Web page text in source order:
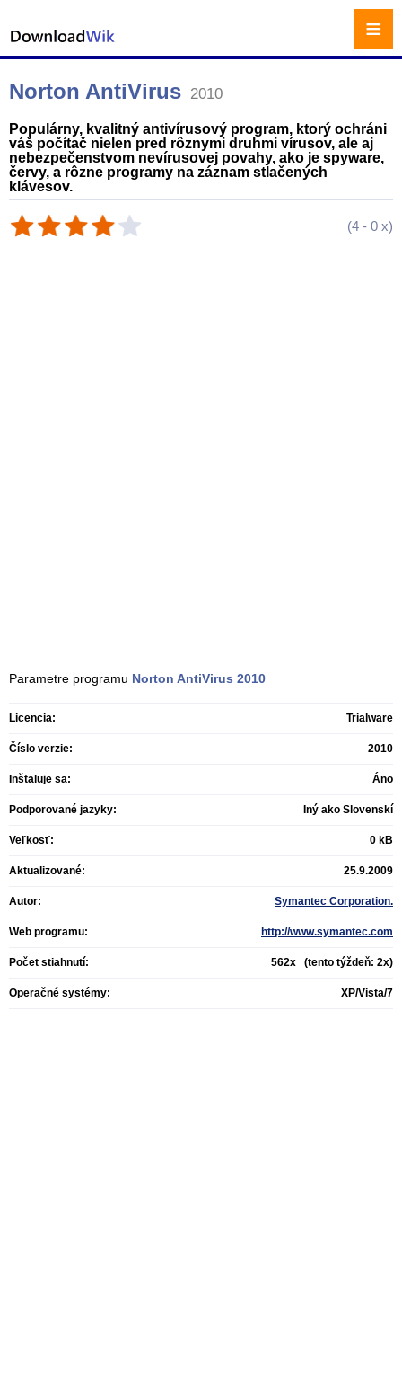
Norton AntiVirus 2010
Populárny, kvalitný antivírusový program, ktorý ochráni
váš počítač nielen pred rôznymi druhmi vírusov, ale aj
nebezpečenstvom nevírusovej povahy, ako je spyware,
červy, a rôzne programy na záznam stlačených
klávesov.
(4 - 0 x)
Parametre programu Norton AntiVirus 2010
Licencia: Trialware
Číslo verzie: 2010
Inštaluje sa: Áno
Podporované jazyky: Iný ako Slovenskí
Veľkosť: 0 kB
Aktualizované: 25.9.2009
Autor: Symantec Corporation.
Web programu: http://www.symantec.com
Počet stiahnutí: 562x (tento týždeň: 2x)
Operačné systémy: XP/Vista/7
≡